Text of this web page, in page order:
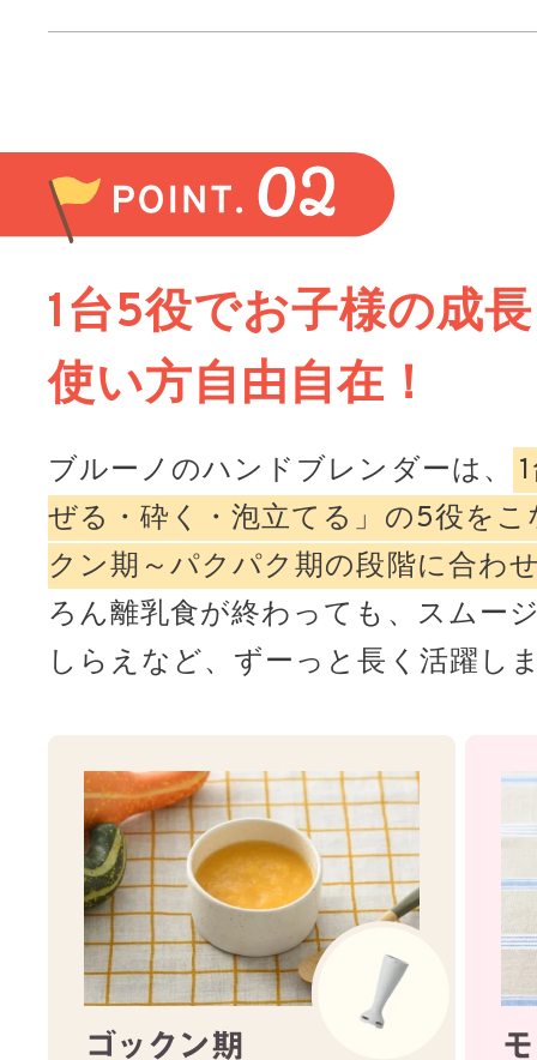
1台5役でお子様の成
使い方自由自在！
ブルーノのハンドブレンダーは、
ぜる・砕く・泡立てる」の5役を
クン期～パクパク期の段階に合わ
ろん離乳食が終わっても、スムー
しらえなど、ずーっと長く活躍し